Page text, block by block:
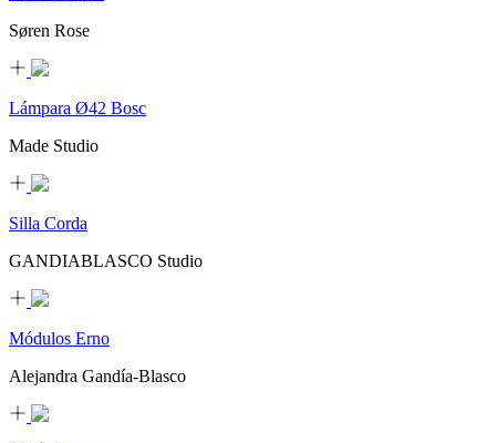
Søren Rose
Lámpara Ø42 Bosc
Made Studio
Silla Corda
GANDIABLASCO Studio
Módulos Erno
Alejandra Gandía-Blasco